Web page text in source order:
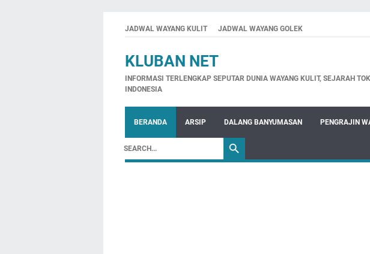
JADWAL WAYANG KULIT JADWAL WAYANG GOLEK
KLUBAN NET
INFORMASI TERLENGKAP SEPUTAR DUNIA WAYANG KULIT, SEJARAH
INDONESIA
BERANDA ARSIP DALANG BANYUMASAN PENGRAJIN